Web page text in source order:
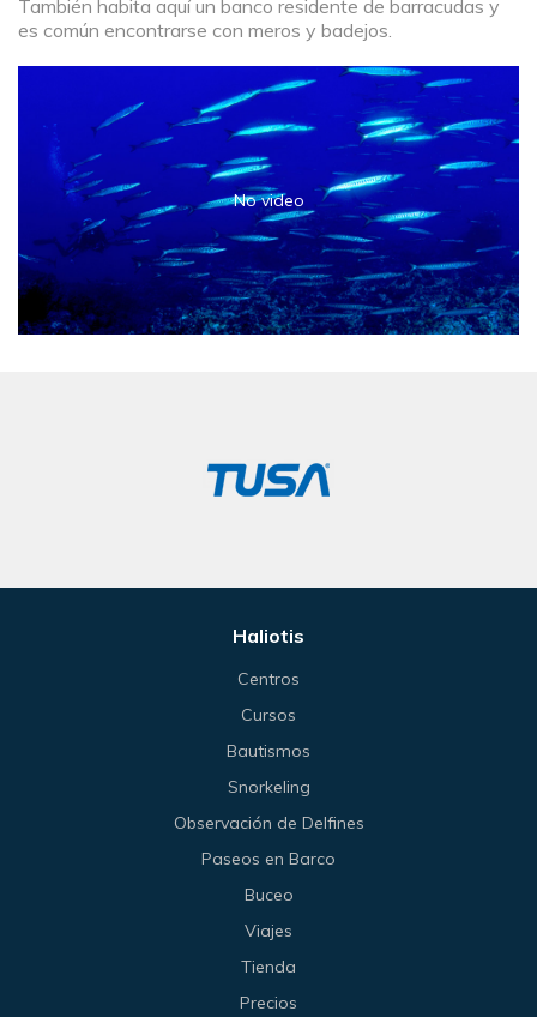
También habita aquí un banco residente de barracudas y
es común encontrarse con meros y badejos.
No video
Haliotis
Centros
Cursos
Bautismos
Snorkeling
Observación de Delfines
Paseos en Barco
Buceo
Viajes
Tienda
Precios